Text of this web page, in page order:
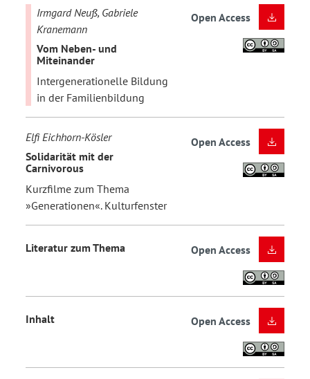
Irmgard Neuß, Gabriele
Kranemann
Vom Neben- und
Miteinander
Intergenerationelle Bildung
in der Familienbildung
Open Access
Elfi Eichhorn-Kösler
Solidarität mit der
Carnivorous
Kurzfilme zum Thema
»Generationen«. Kulturfenster
Open Access
Literatur zum Thema Open Access
Inhalt Open Access